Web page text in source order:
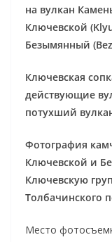
на вулкан
Ключевской
Безымянный
Ключевская
действующие
потухший
Фотография
Ключевской и
Ключевскую
Толбачинского
Место